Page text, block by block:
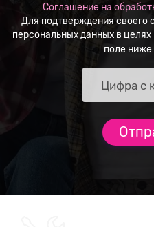
Соглашение на
Для подтверждения своего
персональных данных в
поле